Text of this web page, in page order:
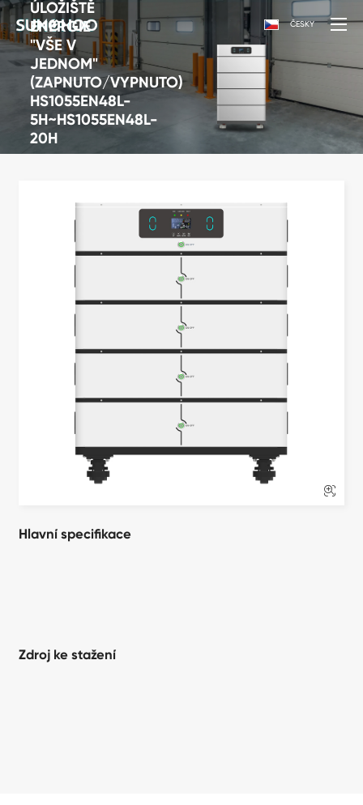
ČESKY
ÚLOŽIŠTĚ
ENERGIE
"VŠE V
JEDNOM"
(ZAPNUTO/VYPNUTO)
HS1055EN48L-
5H~HS1055EN48L-
20H

Hlavní specifikace
Zdroj ke stažení